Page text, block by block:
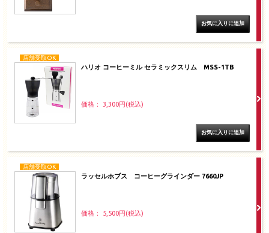
店舗受取OK
ハリオ コーヒーミル セラミックスリム MSS-1TB
価格： 3,300円(税込)
店舗受取OK
ラッセルホブス コーヒーグラインダー 7660JP
価格： 5,500円(税込)